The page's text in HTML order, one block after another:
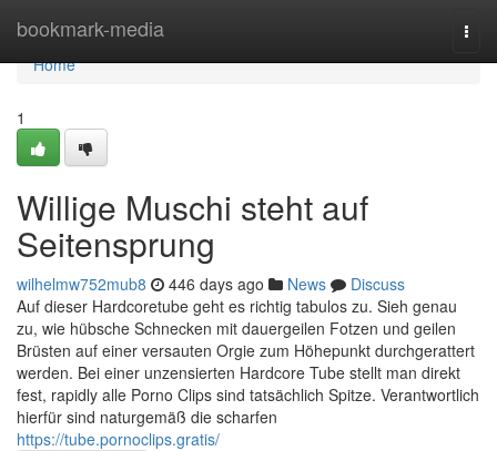
bookmark-media
Home
Home
1
Willige Muschi steht auf
Seitensprung
wilhelmw752mub8 446 days ago News
Discuss
Auf dieser Hardcoretube geht es richtig tabulos zu. Sieh genau
zu, wie hübsche Schnecken mit dauergeilen Fotzen und geilen
Brüsten auf einer versauten Orgie zum Höhepunkt durchgerattert
werden. Bei einer unzensierten Hardcore Tube stellt man direkt
fest, rapidly alle Porno Clips sind tatsächlich Spitze. Verantwortlich
hierfür sind naturgemäß die scharfen
https://tube.pornoclips.gratis/